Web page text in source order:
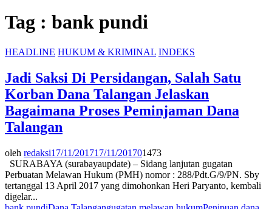
Tag : bank pundi
HEADLINE HUKUM & KRIMINAL INDEKS
Jadi Saksi Di Persidangan, Salah Satu
Korban Dana Talangan Jelaskan
Bagaimana Proses Peminjaman Dana
Talangan
oleh redaksi17/11/201717/11/201701473
SURABAYA (surabayaupdate) – Sidang lanjutan gugatan
Perbuatan Melawan Hukum (PMH) nomor : 288/Pdt.G/9/PN. Sby
tertanggal 13 April 2017 yang dimohonkan Heri Paryanto, kembali
digelar...